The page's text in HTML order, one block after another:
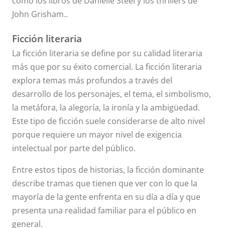
John Grisham..
Ficción literaria
La ficción literaria se define por su calidad literaria
más que por su éxito comercial. La ficción literaria
explora temas más profundos a través del
desarrollo de los personajes, el tema, el simbolismo,
la metáfora, la alegoría, la ironía y la ambigüedad.
Este tipo de ficción suele considerarse de alto nivel
porque requiere un mayor nivel de exigencia
intelectual por parte del público.
Entre estos tipos de historias, la ficción dominante
describe tramas que tienen que ver con lo que la
mayoría de la gente enfrenta en su día a día y que
presenta una realidad familiar para el público en
general.